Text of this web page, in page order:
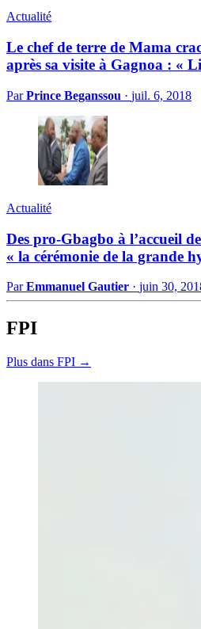
Actualité
Le chef de terre de Mama
après sa visite à Gagnoa : «
ParPrince Beganssou · juil. 6, 2018
Actualité
Des pro-Gbagbo à l’accueil
« la cérémonie de la grande
ParEmmanuel Gautier · juin 30,
FPI
Plus dans FPI →